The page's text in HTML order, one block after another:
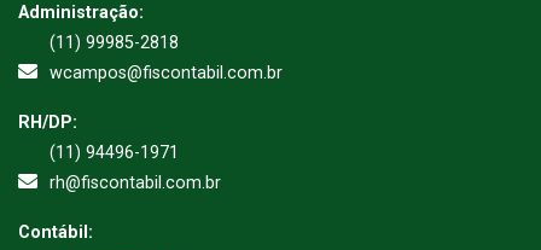
Administração:
(11) 99985-2818
wcampos@fiscontabil.com.br
RH/DP:
(11) 94496-1971
rh@fiscontabil.com.br
Contábil: